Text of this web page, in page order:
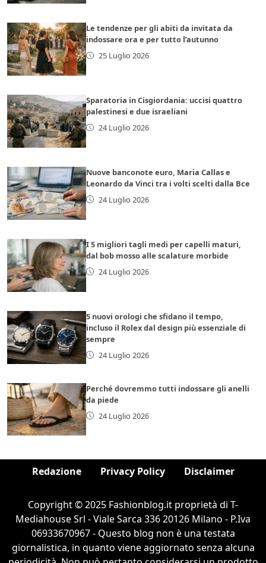
Le tendenze per gli abiti da invitata da
indossare ora e per tutto l’autunno
25 Luglio 2026
Sparatoria in Cisgiordania: uccisi quattro
palestinesi e due israeliani
24 Luglio 2026
Nuove banconote euro, Maria Callas e
Leonardo da Vinci tra i volti scelti dalla Bce
24 Luglio 2026
I 5 migliori tagli medi per capelli maturi,
dal bob mosso alle scalature morbide
24 Luglio 2026
5 nuovi orologi che sfidano il tempo,
incluso il Rolex dal design più essenziale di
sempre
24 Luglio 2026
Perché dovremmo tutti indossare gli anelli
da piede
24 Luglio 2026
Redazione Privacy Policy Disclaimer
Copyright © 2025 Fashionblog.it proprietà di T-
Mediahouse Srl - Viale Sarca 336 20126 Milano - P.Iva
06933670967 - Questo blog non è una testata
giornalistica, in quanto viene aggiornato senza alcuna